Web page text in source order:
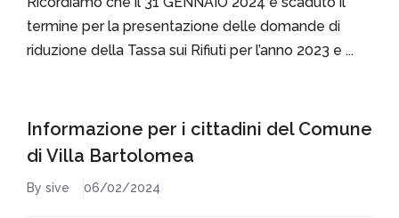
termine per la presentazione delle domande di
riduzione della Tassa sui Rifiuti per l’anno 2023 e ...
Informazione per i cittadini del Comune
di Villa Bartolomea
By sive 06/02/2024